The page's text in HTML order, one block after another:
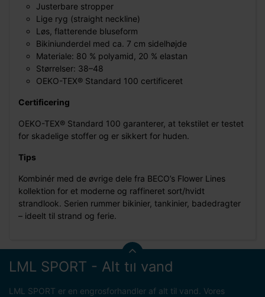
Justerbare stropper
Lige ryg (straight neckline)
Løs, flatterende bluseform
Bikiniunderdel med ca. 7 cm sidelhøjde
Materiale: 80 % polyamid, 20 % elastan
Størrelser: 38–48
OEKO-TEX® Standard 100 certificeret
Certificering
OEKO-TEX® Standard 100 garanterer, at tekstilet er testet
for skadelige stoffer og er sikkert for huden.
Tips
Kombinér med de øvrige dele fra BECO’s Flower Lines
kollektion for et moderne og raffineret sort/hvidt
strandlook. Serien rummer bikinier, tankinier, badedragter
– ideelt til strand og ferie.
LML SPORT - Alt til vand
LML SPORT er en engrosforhandler af alt til vand. Vores